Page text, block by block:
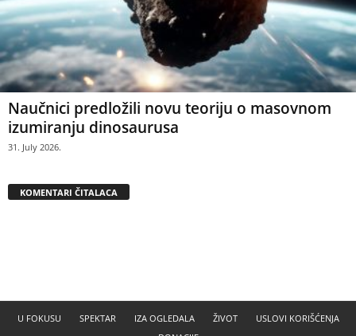
Naučnici predložili novu teoriju o masovnom
izumiranju dinosaurusa
31. July 2026.
KOMENTARI ČITALACA
U FOKUSU SPEKTAR IZA OGLEDALA ŽIVOT
USLOVI KORIŠĆENJA